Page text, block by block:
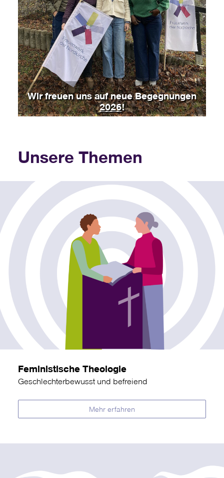
Wir freuen uns auf neue Begegnungen
2026!
Unsere Themen
Feministische Theologie
Geschlechterbewusst und befreiend
Mehr erfahren